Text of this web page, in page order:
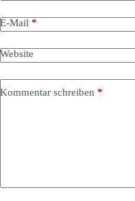
E-Mail *
Website
Kommentar schreiben *